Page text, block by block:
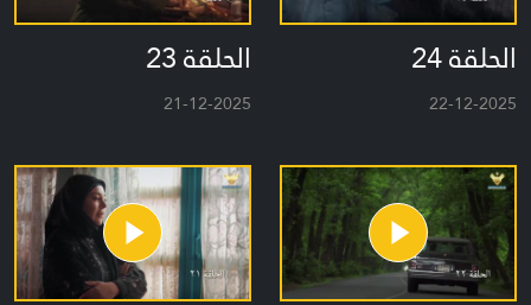
الحلقة 24
22-12-2025
الحلقة 23
21-12-2025